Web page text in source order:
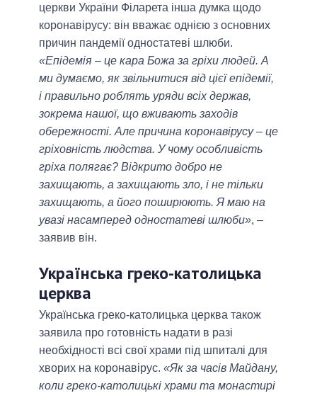
церкви України Філарета інша думка щодо
коронавірусу: він вважає однією з основних
причин пандемії одностатеві шлюби.
«Епідемія – це кара Божа за гріхи людей. А
ми думаємо, як звільнитися від цієї епідемії,
і правильно роблять уряди всіх держав,
зокрема нашої, що вживають заходів
обережності. Але причина коронавірусу – це
гріховність людства. У чому особливість
гріха полягає? Відкрито добро не
захищають, а захищають зло, і не тільки
захищають, а його поширюють. Я маю на
увазі насамперед одностатеві шлюби», –
заявив він.
Українська греко-католицька
церква
Українська греко-католицька церква також
заявила про готовність надати в разі
необхідності всі свої храми під шпиталі для
хворих на коронавірус. «Як за часів Майдану,
коли греко-католицькі храми та монастирі